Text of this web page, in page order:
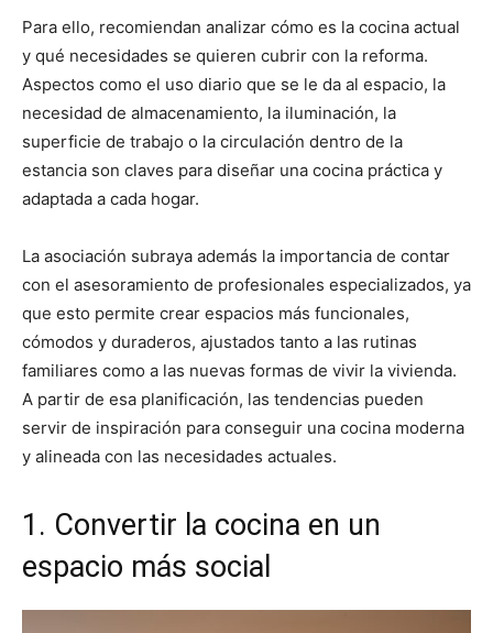
Para ello, recomiendan analizar cómo es la cocina actual
y qué necesidades se quieren cubrir con la reforma.
Aspectos como el uso diario que se le da al espacio, la
necesidad de almacenamiento, la iluminación, la
superficie de trabajo o la circulación dentro de la
estancia son claves para diseñar una cocina práctica y
adaptada a cada hogar.
La asociación subraya además la importancia de contar
con el asesoramiento de profesionales especializados, ya
que esto permite crear espacios más funcionales,
cómodos y duraderos, ajustados tanto a las rutinas
familiares como a las nuevas formas de vivir la vivienda.
A partir de esa planificación, las tendencias pueden
servir de inspiración para conseguir una cocina moderna
y alineada con las necesidades actuales.
1. Convertir la cocina en un
espacio más social